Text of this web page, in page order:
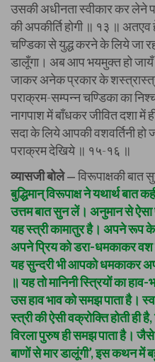
उसकी अधीनता स्वीकार कर लेने
की अपकीर्ति होगी ॥ १३ ॥
चण्डिका से युद्ध करने के लिये जा
डालूँगा। अब आप भयमुक्त हो
जाकर अनेक प्रकार के
पराक्रम-सम्पन्न चण्डिका का
नागपाश में बाँधकर जीवित दशा
सदा के लिये आपकी वशवर्तिनी
पराक्रम देखिये ॥ १५-१६ ॥
व्यासजी बोले— विरूपाक्षकी बात
बुद्धिमान् विरूपाक्ष ने यथार्थ बात
उत्तम बात सुन लें। अनुमान से ऐसा
यह स्त्री कामातुर है। अपने रूप के
अपने प्रिय को डरा-धमकाकर वश
यह सुन्दरी भी आपको धमकाकर
॥ यह तो मानिनी स्त्रियों का
उस हाव भाव को समझ पाता है।
स्त्री की ऐसी वक्रोक्ति होती ही
विरला पुरुष ही समझ पाता है।
बाणों से मार डालूंगी’, इस कथन में